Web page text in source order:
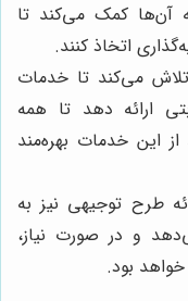
آن‌ها کمک می‌کند تا
اتخاذ کنند.
می‌کند تا خدمات
ارائه دهد تا همه
از این خدمات بهره‌مند
طرح توجیهی نیز به
و در صورت نیاز،
بود.